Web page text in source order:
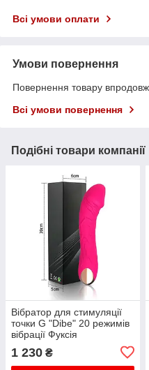
Всі умови оплати
Умови повернення
Повернення товару
Всі умови повернення
Подібні товари компанії
Вібратор для стимуляції
точки G "Dibe" 20 режимів
вібрації Фуксія
1 230 ₴